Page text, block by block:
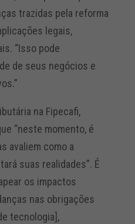
trazidas pela reforma
legais,
“Isso pode
de seus negócios e
na Fipecafi,
“neste momento, é
avaliem como a
suas realidades”. É
os impactos
nas obrigações
tecnologia],